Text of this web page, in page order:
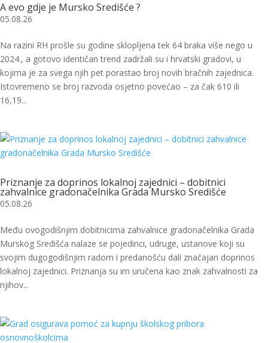
A evo gdje je Mursko Središće ?
05.08.26
Na razini RH prošle su godine sklopljena tek 64 braka više nego u
2024., a gotovo identičan trend zadržali su i hrvatski gradovi, u
kojima je za svega njih pet porastao broj novih bračnih zajednica.
Istovremeno se broj razvoda osjetno povećao – za čak 610 ili
16,19...
Priznanje za doprinos lokalnoj zajednici – dobitnici
zahvalnice gradonačelnika Grada Mursko Središće
05.08.26
Među ovogodišnjim dobitnicima zahvalnice gradonačelnika Grada
Murskog Središća nalaze se pojedinci, udruge, ustanove koji su
svojim dugogodišnjim radom i predanošću dali značajan doprinos
lokalnoj zajednici. Priznanja su im uručena kao znak zahvalnosti za
njihov...